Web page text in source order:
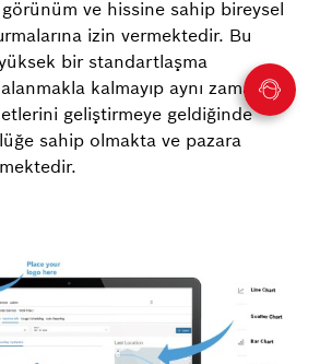
ve hissine sahip bireysel
izin vermektedir. Bu
bir standartlaşma
kalmayıp aynı zamanda
geliştirmeye geldiğinde
sahip olmakta ve pazara